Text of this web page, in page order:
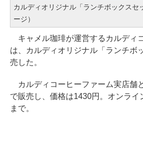
カルディオリジナル「ランチボックスセ
ージ）
キャメル珈琲が運営するカルディ
は、カルディオリジナル「ランチボ
売した。
カルディコーヒーファーム実店舗
で販売し、価格は1430円。オンライ
まで。